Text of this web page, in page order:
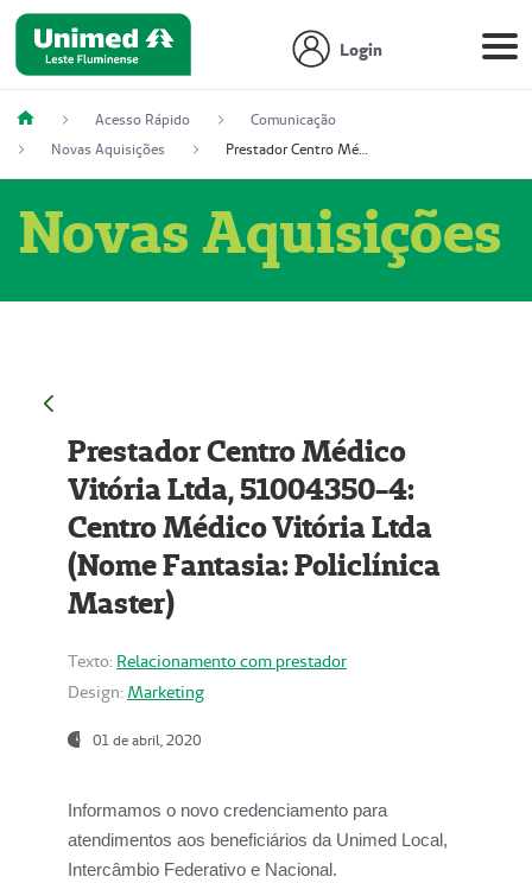
Login
Acesso Rápido
Comunicação
Novas Aquisições
Prestador Centro Médico Vitória Ltda, 51004350-4: Centro Médico Vitória Ltda (Nome Fantasia: Policlínica Master)
Novas Aquisições
Prestador Centro Médico
Vitória Ltda, 51004350-4:
Centro Médico Vitória Ltda
(Nome Fantasia: Policlínica
Master)
Texto: Relacionamento com prestador
Design: Marketing
01 de abril, 2020
Informamos o novo credenciamento para
atendimentos aos beneficiários da Unimed Local,
Intercâmbio Federativo e Nacional.